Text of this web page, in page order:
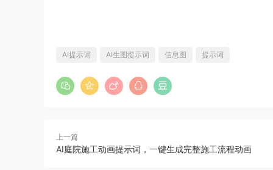
AI提示词 AI生图提示词 信息图 提示词
上一篇
AI庭院施工动画提示词，一键生成完整施工流程动画